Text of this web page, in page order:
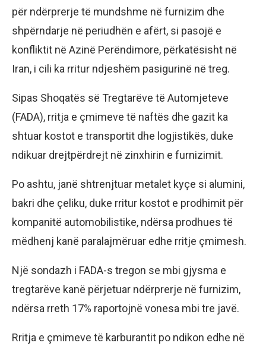
për ndërprerje të mundshme në furnizim dhe
shpërndarje në periudhën e afërt, si pasojë e
konfliktit në Azinë Perëndimore, përkatësisht në
Iran, i cili ka rritur ndjeshëm pasigurinë në treg.
Sipas Shoqatës së Tregtarëve të Automjeteve
(FADA), rritja e çmimeve të naftës dhe gazit ka
shtuar kostot e transportit dhe logjistikës, duke
ndikuar drejtpërdrejt në zinxhirin e furnizimit.
Po ashtu, janë shtrenjtuar metalet kyçe si alumini,
bakri dhe çeliku, duke rritur kostot e prodhimit për
kompanitë automobilistike, ndërsa prodhues të
mëdhenj kanë paralajmëruar edhe rritje çmimesh.
Një sondazh i FADA-s tregon se mbi gjysma e
tregtarëve kanë përjetuar ndërprerje në furnizim,
ndërsa rreth 17% raportojnë vonesa mbi tre javë.
Rritja e çmimeve të karburantit po ndikon edhe në